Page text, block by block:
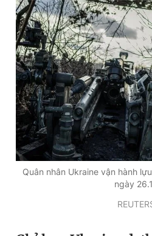
Quân nhân Ukraine vận hành
ngày